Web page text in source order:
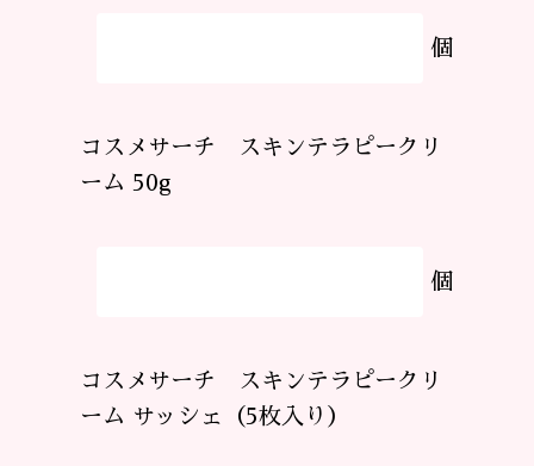
個
コスメサーチ スキンテラピークリ
ーム 50g
個
コスメサーチ スキンテラピークリ
ーム サッシェ（5枚入り）